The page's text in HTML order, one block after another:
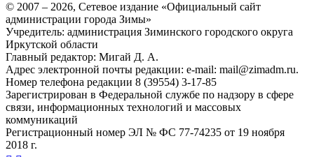
© 2007 – 2026, Сетевое издание «Официальный сайт
администрации города Зимы»
Учредитель: администрация Зиминского городского округа
Иркутской области
Главный редактор: Мигай Д. А.
Адрес электронной почты редакции: e-mail: mail@zimadm.ru.
Номер телефона редакции 8 (39554) 3-17-85
Зарегистрирован в Федеральной службе по надзору в сфере
связи, информационных технологий и массовых
коммуникаций
Регистрационный номер ЭЛ № ФС 77-74235 от 19 ноября
2018 г.